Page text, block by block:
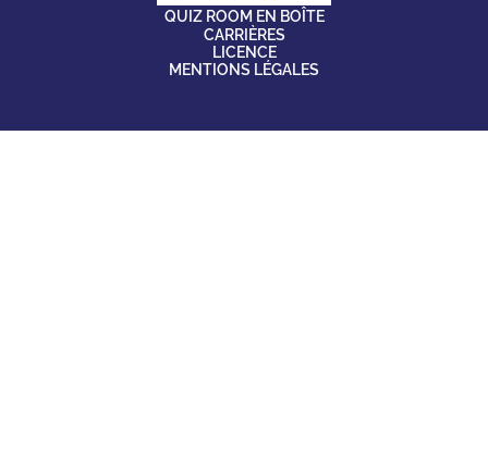
QUIZ ROOM EN BOÎTE
CARRIÈRES
LICENCE
MENTIONS LÉGALES